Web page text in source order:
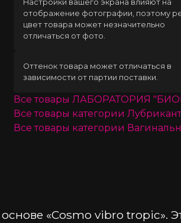
Настройки вашего экрана влияют на
отображение фотографии, поэтому
цвет товара может незначительно
отличаться от фото.
Оттенок товара может отличаться в
зависимости от партии поставки.
Все товары ЛАБОРАТОРИЯ
Все товары категории
Все товары категории
«Cosmo vibro tropic».